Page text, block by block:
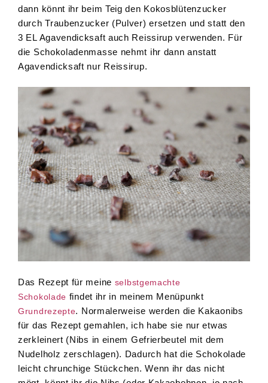
dann könnt ihr beim Teig den Kokosblütenzucker
durch Traubenzucker (Pulver) ersetzen und statt den
3 EL Agavendicksaft auch Reissirup verwenden. Für
die Schokoladenmasse nehmt ihr dann anstatt
Agavendicksaft nur Reissirup.
Das Rezept für meine selbstgemachte
Schokolade findet ihr in meinem Menüpunkt
Grundrezepte. Normalerweise werden die Kakaonibs
für das Rezept gemahlen, ich habe sie nur etwas
zerkleinert (Nibs in einem Gefrierbeutel mit dem
Nudelholz zerschlagen). Dadurch hat die Schokolade
leicht chrunchige Stückchen. Wenn ihr das nicht